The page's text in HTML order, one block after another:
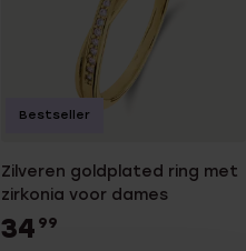
Zilveren goldplated ring met
zirkonia voor dames
34 99
Bestseller